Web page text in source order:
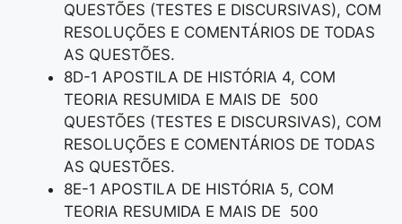
QUESTÕES (TESTES E DISCURSIVAS), COM
RESOLUÇÕES E COMENTÁRIOS DE TODAS
AS QUESTÕES.
8D-1 APOSTILA DE HISTÓRIA 4, COM
TEORIA RESUMIDA E MAIS DE 500
QUESTÕES (TESTES E DISCURSIVAS), COM
RESOLUÇÕES E COMENTÁRIOS DE TODAS
AS QUESTÕES.
8E-1 APOSTILA DE HISTÓRIA 5, COM
TEORIA RESUMIDA E MAIS DE 500